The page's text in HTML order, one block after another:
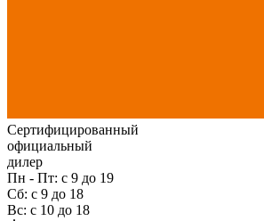
Сертифицированный
официальный
дилер
Пн - Пт: с 9 до 19
Сб: с 9 до 18
Вс: с 10 до 18